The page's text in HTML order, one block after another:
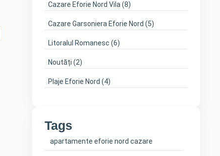
Cazare Eforie Nord Vila (8)
Cazare Garsoniera Eforie Nord (5)
Litoralul Romanesc (6)
Noutăți (2)
Plaje Eforie Nord (4)
Tags
apartamente eforie nord cazare